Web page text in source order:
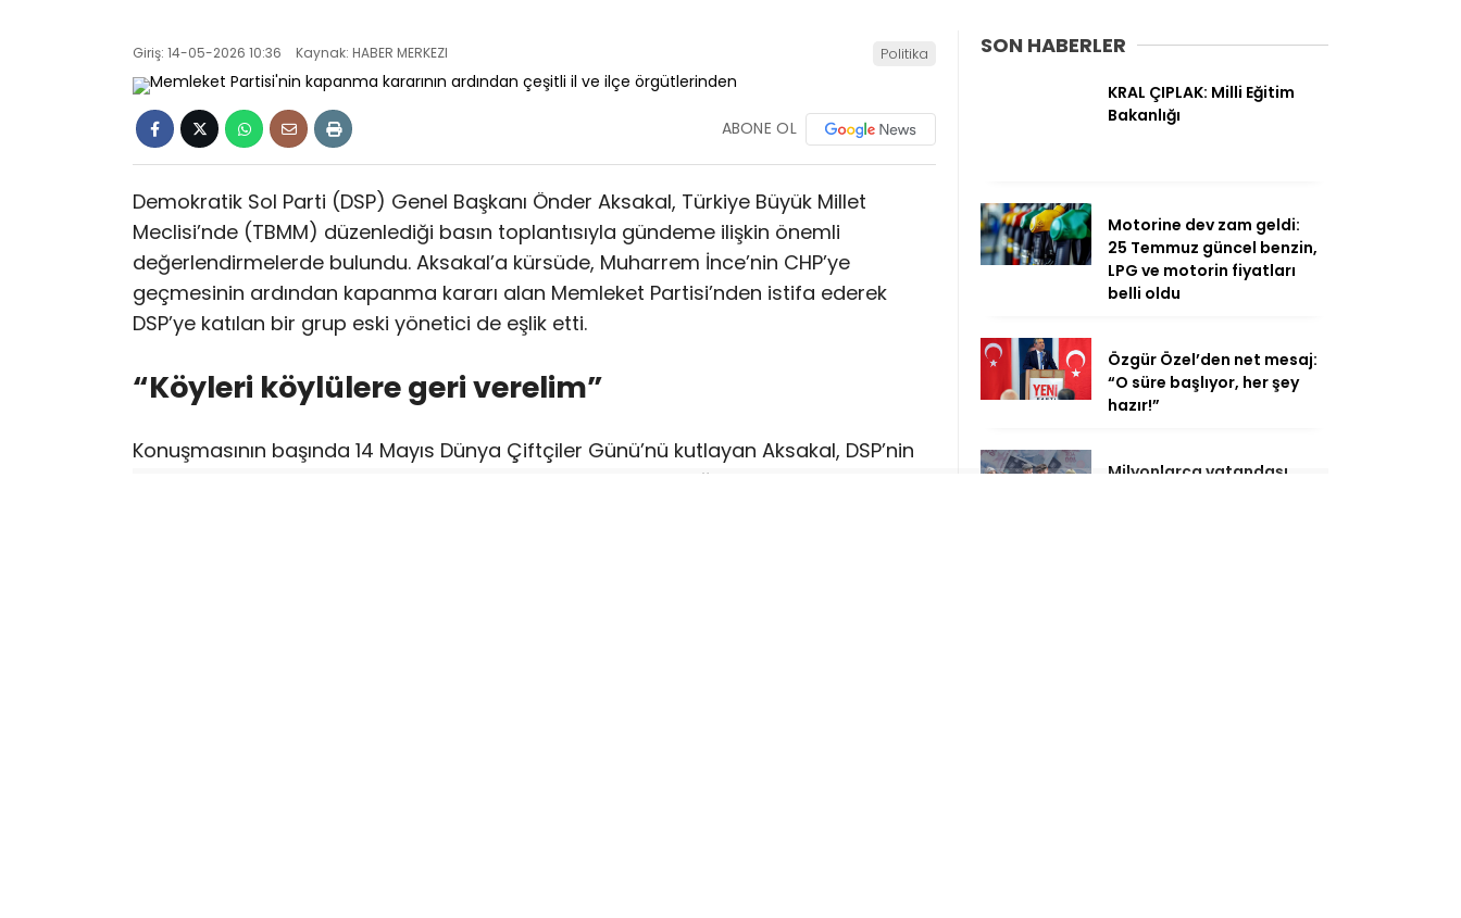
Giriş: 14-05-2026 10:36 Kaynak: HABER MERKEZI Politika
ABONE OL
Demokratik Sol Parti (DSP) Genel Başkanı Önder Aksakal, Türkiye Büyük Millet
Meclisi’nde (TBMM) düzenlediği basın toplantısıyla gündeme ilişkin önemli
değerlendirmelerde bulundu. Aksakal’a kürsüde, Muharrem İnce’nin CHP’ye
geçmesinin ardından kapanma kararı alan Memleket Partisi’nden istifa ederek
DSP’ye katılan bir grup eski yönetici de eşlik etti.
“Köyleri köylülere geri verelim”
Konuşmasının başında 14 Mayıs Dünya Çiftçiler Günü’nü kutlayan Aksakal, DSP’nin
programında kalkınmanın ve üretimin temelinin köyler olduğunu hatırlattı.
SON HABERLER
KRAL ÇIPLAK: Milli Eğitim
Bakanlığı
Motorine dev zam geldi:
25 Temmuz güncel benzin,
LPG ve motorin fiyatları
belli oldu
Özgür Özel’den net mesaj:
“O süre başlıyor, her şey
hazır!”
Milyonlarca vatandaşı